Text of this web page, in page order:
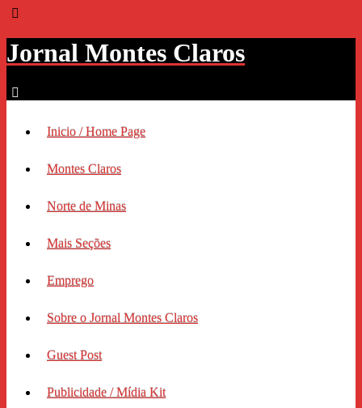
Jornal Montes Claros
Inicio / Home Page
Montes Claros
Norte de Minas
Mais Seções
Emprego
Sobre o Jornal Montes Claros
Guest Post
Publicidade / Mídia Kit